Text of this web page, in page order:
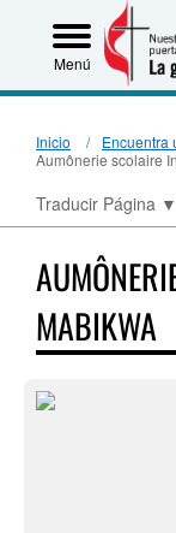
Menú
Inicio
Encuentra
Aumônerie scolaire
Traducir Página ▼
MABIKWA